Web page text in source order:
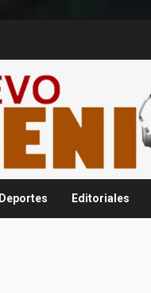
Deportes Editoriales